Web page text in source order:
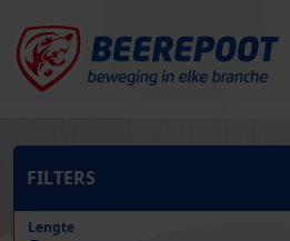
FILTERS
Lengte